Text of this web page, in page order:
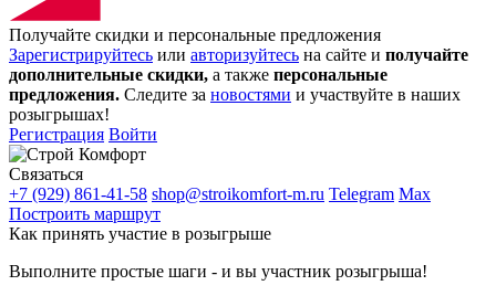
Получайте скидки и персональные предложения
Зарегистрируйтесь или авторизуйтесь на сайте и получайте
дополнительные скидки, а также персональные
предложения. Следите за новостями и участвуйте в наших
розыгрышах!
Регистрация Войти
Связаться
+7 (929) 861-41-58 shop@stroikomfort-m.ru Telegram Max
Построить маршрут
Как принять участие в розыгрыше
Выполните простые шаги - и вы участник розыгрыша!